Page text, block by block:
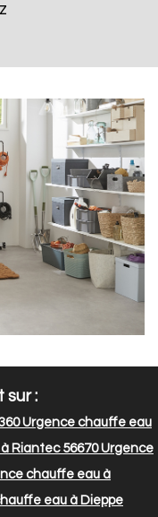
sur :
Urgence chauffe eau
Riantec 56670Urgence
chauffe eau à
eau à Dieppe